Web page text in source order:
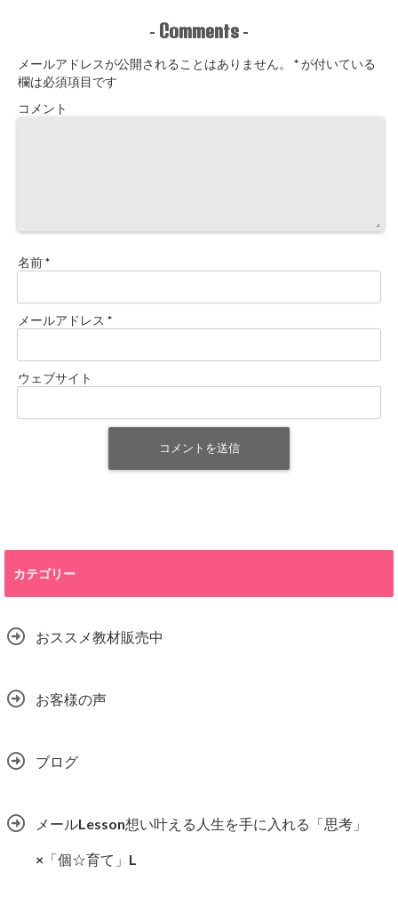
- Comments -
メールアドレスが公開されることはありません。 *が付いている
欄は必須項目です
コメント
名前*
メールアドレス *
ウェブサイト
カテゴリー
おススメ教材販売中
お客様の声
ブログ
メールLesson想い叶える人生を手に入れる「思考」
×「個☆育て」L